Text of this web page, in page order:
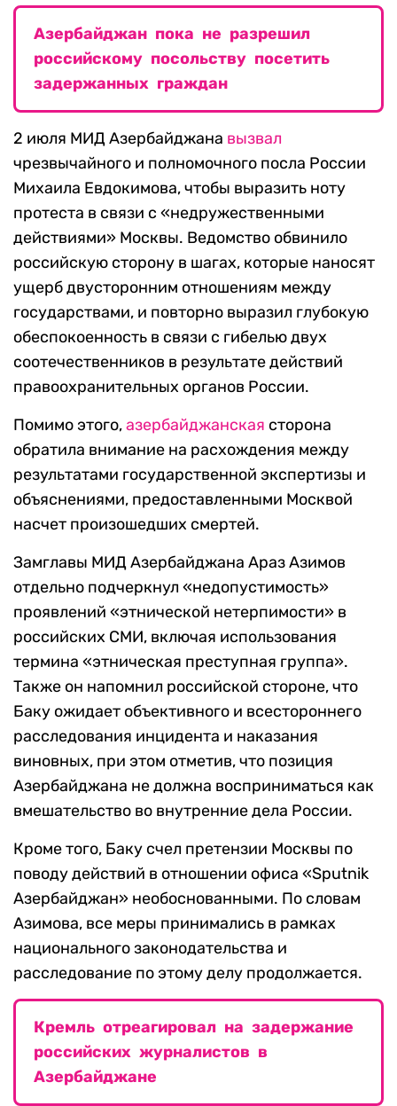
Азербайджан пока не разрешил
российскому посольству посетить
задержанных граждан
2 июля МИД Азербайджана вызвал
чрезвычайного и полномочного посла России
Михаила Евдокимова, чтобы выразить ноту
протеста в связи с «недружественными
действиями» Москвы. Ведомство обвинило
российскую сторону в шагах, которые наносят
ущерб двусторонним отношениям между
государствами, и повторно выразил глубокую
обеспокоенность в связи с гибелью двух
соотечественников в результате действий
правоохранительных органов России.
Помимо этого,азербайджанская сторона
обратила внимание на расхождения между
результатами государственной экспертизы и
объяснениями, предоставленными Москвой
насчет произошедших смертей.
Замглавы МИД Азербайджана Араз Азимов
отдельно подчеркнул «недопустимость»
проявлений «этнической нетерпимости» в
российских СМИ, включая использования
термина «этническая преступная группа».
Также он напомнил российской стороне, что
Баку ожидает объективного и всестороннего
расследования инцидента и наказания
виновных, при этом отметив, что позиция
Азербайджана не должна восприниматься как
вмешательство во внутренние дела России.
Кроме того, Баку счел претензии Москвы по
поводу действий в отношении офиса «Sputnik
Азербайджан» необоснованными. По словам
Азимова, все меры принимались в рамках
национального законодательства и
расследование по этому делу продолжается.
Кремль отреагировал на задержание
российских журналистов в
Азербайджане